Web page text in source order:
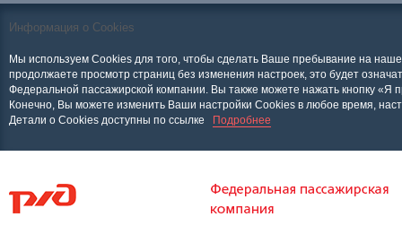
Информация о Cookies
Мы используем Cookies для того, чтобы сделать Ваше пребывание на
продолжаете просмотр страниц без изменения настроек, это будет
Федеральной пассажирской компании. Вы также можете нажать кнопку «Я
Конечно, Вы можете изменить Ваши настройки Cookies в любое время,
Детали о Cookies доступны по ссылке
Подробнее